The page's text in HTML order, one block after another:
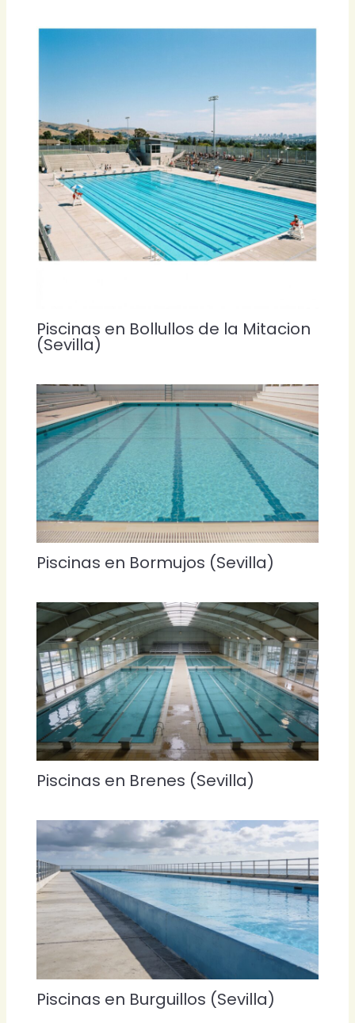
Piscinas en Bollullos de la Mitacion
(Sevilla)
Piscinas en Bormujos (Sevilla)
Piscinas en Brenes (Sevilla)
Piscinas en Burguillos (Sevilla)